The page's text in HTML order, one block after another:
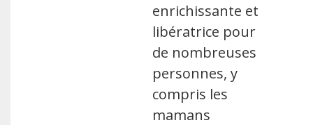
enrichissante et
libératrice pour
de nombreuses
personnes, y
compris les
mamans